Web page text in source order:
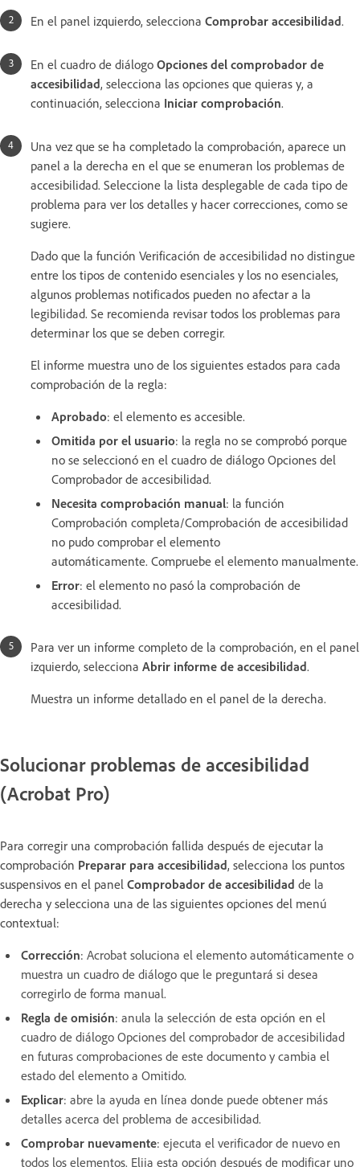
En el panel izquierdo, selecciona Comprobar accesibilidad.
En el cuadro de diálogo Opciones del comprobador de
accesibilidad, selecciona las opciones que quieras y, a
continuación, selecciona Iniciar comprobación.
Una vez que se ha completado la comprobación, aparece un
panel a la derecha en el que se enumeran los problemas de
accesibilidad. Seleccione la lista desplegable de cada tipo de
problema para ver los detalles y hacer correcciones, como se
sugiere.
Dado que la función Verificación de accesibilidad no distingue
entre los tipos de contenido esenciales y los no esenciales,
algunos problemas notificados pueden no afectar a la
legibilidad. Se recomienda revisar todos los problemas para
determinar los que se deben corregir.
El informe muestra uno de los siguientes estados para cada
comprobación de la regla:
Aprobado: el elemento es accesible.
Omitida por el usuario: la regla no se comprobó porque
no se seleccionó en el cuadro de diálogo Opciones del
Comprobador de accesibilidad.
Necesita comprobación manual: la función
Comprobación completa/Comprobación de accesibilidad
no pudo comprobar el elemento
automáticamente. Compruebe el elemento manualmente.
Error: el elemento no pasó la comprobación de
accesibilidad.
Para ver un informe completo de la comprobación, en el panel
izquierdo, selecciona Abrir informe de accesibilidad.
Muestra un informe detallado en el panel de la derecha.
Solucionar problemas de accesibilidad
(Acrobat Pro)
Para corregir una comprobación fallida después de ejecutar la
comprobación Preparar para accesibilidad, selecciona los puntos
suspensivos en el panel Comprobador de accesibilidad de la
derecha y selecciona una de las siguientes opciones del menú
contextual:
Corrección: Acrobat soluciona el elemento automáticamente o
muestra un cuadro de diálogo que le preguntará si desea
corregirlo de forma manual.
Regla de omisión: anula la selección de esta opción en el
cuadro de diálogo Opciones del comprobador de accesibilidad
en futuras comprobaciones de este documento y cambia el
estado del elemento a Omitido.
Explicar: abre la ayuda en línea donde puede obtener más
detalles acerca del problema de accesibilidad.
Comprobar nuevamente: ejecuta el verificador de nuevo en
todos los elementos. Elija esta opción después de modificar uno